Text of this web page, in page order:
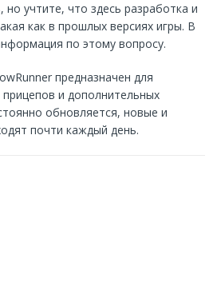
учтите, что здесь разработка и
как в прошлых версиях игры. В
по этому вопросу.
предназначен для
и дополнительных
обновляется, новые и
почти каждый день.